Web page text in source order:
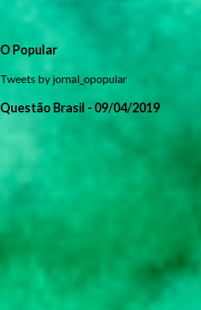
O Popular
Tweets by jornal_opopular
Questão Brasil - 09/04/2019